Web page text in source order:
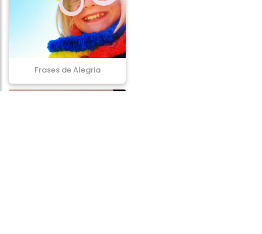
Frases de Alegria